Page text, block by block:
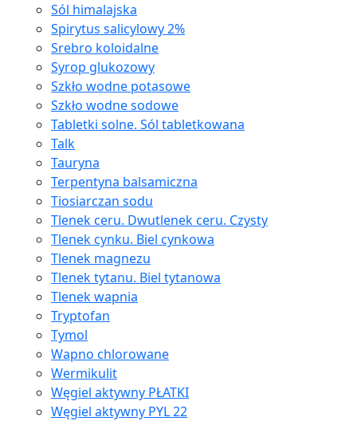
Sól himalajska
Spirytus salicylowy 2%
Srebro koloidalne
Syrop glukozowy
Szkło wodne potasowe
Szkło wodne sodowe
Tabletki solne. Sól tabletkowana
Talk
Tauryna
Terpentyna balsamiczna
Tiosiarczan sodu
Tlenek ceru. Dwutlenek ceru. Czysty
Tlenek cynku. Biel cynkowa
Tlenek magnezu
Tlenek tytanu. Biel tytanowa
Tlenek wapnia
Tryptofan
Tymol
Wapno chlorowane
Wermikulit
Węgiel aktywny PŁATKI
Węgiel aktywny PYL 22